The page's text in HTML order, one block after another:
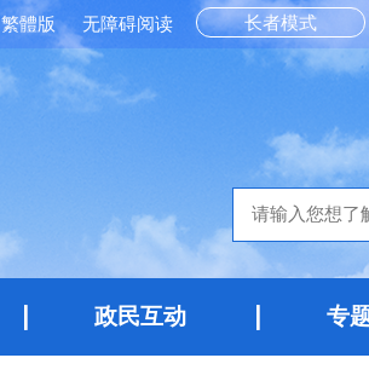
长者模式
繁體版 无障碍阅读
政民互动 专